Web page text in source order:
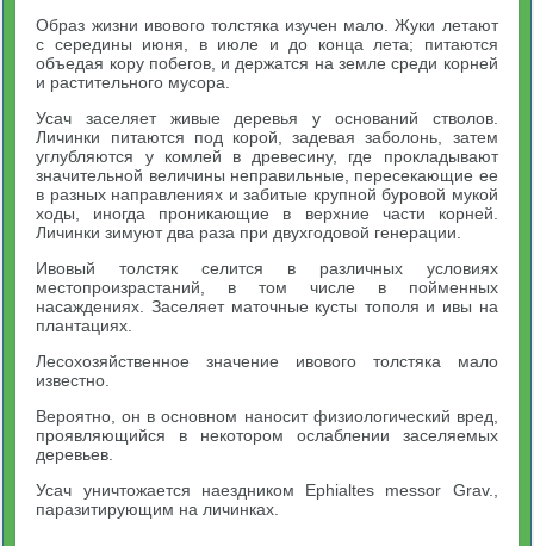
Образ жизни ивового толстяка изучен мало. Жуки летают
с середины июня, в июле и до конца лета; питаются
объедая кору побегов, и держатся на земле среди корней
и растительного мусора.
Усач заселяет живые деревья у оснований стволов.
Личинки питаются под корой, задевая заболонь, затем
углубляются у комлей в древесину, где прокладывают
значительной величины неправильные, пересекающие ее
в разных направлениях и забитые крупной буровой мукой
ходы, иногда проникающие в верхние части корней.
Личинки зимуют два раза при двухгодовой генерации.
Ивовый толстяк селится в различных условиях
местопроизрастаний, в том числе в пойменных
насаждениях. Заселяет маточные кусты тополя и ивы на
плантациях.
Лесохозяйственное значение ивового толстяка мало
известно.
Вероятно, он в основном наносит физиологический вред,
проявляющийся в некотором ослаблении заселяемых
деревьев.
Усач уничтожается наездником Ephialtes messor Grav.,
паразитирующим на личинках.